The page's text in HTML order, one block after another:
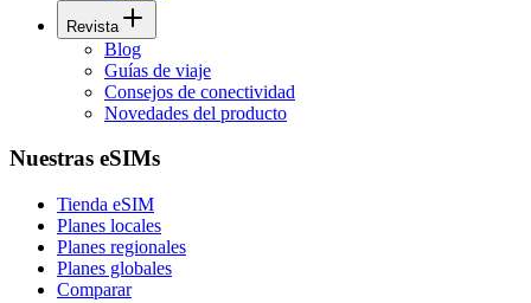
Revista
Blog
Guías de viaje
Consejos de conectividad
Novedades del producto
Nuestras eSIMs
Tienda eSIM
Planes locales
Planes regionales
Planes globales
Comparar